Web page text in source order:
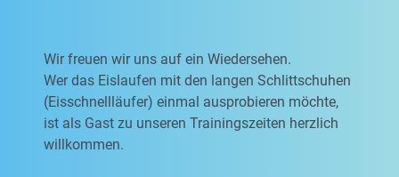
Wir freuen wir uns auf ein Wiedersehen.
Wer das Eislaufen mit den langen Schlittschuhen
(Eisschnellläufer) einmal ausprobieren möchte,
ist als Gast zu unseren Trainingszeiten herzlich
willkommen.